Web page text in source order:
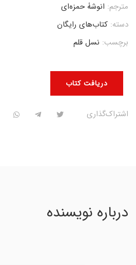
دریافت کتاب
مترجم: انوشۀ حمزه‌ای
دسته: کتاب‌های رایگان
برچسب: نسل قلم
اشتراک‌گذاری
درباره نویسنده